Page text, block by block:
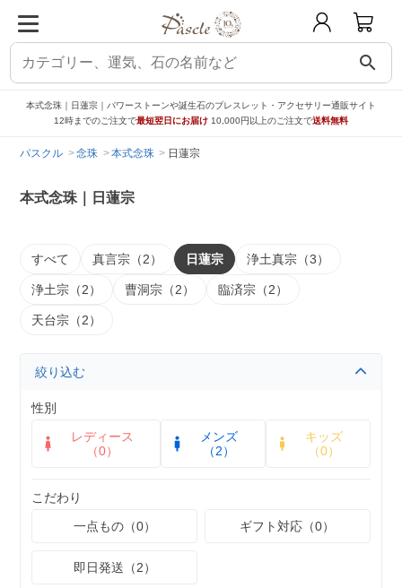
search
本式念珠｜日蓮宗｜パワーストーンや誕生石のブレスレット・アクセサリー通販サイト
12時までのご注文で最短翌日にお届け 10,000円以上のご注文で送料無料
パスクル 念珠 本式念珠 日蓮宗
本式念珠｜日蓮宗
すべて 真言宗（2） 日蓮宗 浄土真宗（3）
浄土宗（2） 曹洞宗（2） 臨済宗（2）
天台宗（2）
絞り込む
性別
レディース
（0）
メンズ
（2）
キッズ
（0）
こだわり
一点もの（0）
ギフト対応（0）
即日発送（2）